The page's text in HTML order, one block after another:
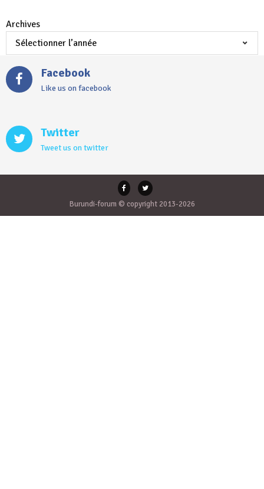
Archives
Facebook
Like us on facebook
Twitter
Tweet us on twitter
Burundi-forum © copyright 2013-2026